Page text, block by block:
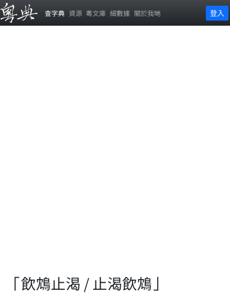
查字典 資源 粵文庫 細數據 關於我哋 登入
「飲鴆止渴 / 止渴飲鴆」